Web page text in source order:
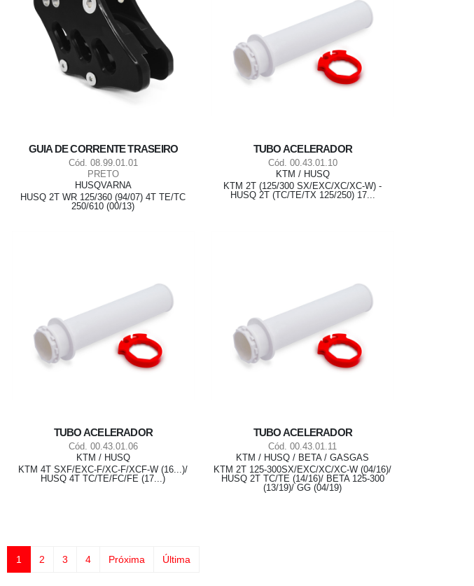
GUIA DE CORRENTE TRASEIRO
Cód. 08.99.01.01
PRETO
HUSQVARNA
HUSQ 2T WR 125/360 (94/07) 4T TE/TC
250/610 (00/13)
TUBO ACELERADOR
Cód. 00.43.01.10
KTM / HUSQ
KTM 2T (125/300 SX/EXC/XC/XC-W) -
HUSQ 2T (TC/TE/TX 125/250) 17...
TUBO ACELERADOR
Cód. 00.43.01.06
KTM / HUSQ
KTM 4T SXF/EXC-F/XC-F/XCF-W (16...)/
HUSQ 4T TC/TE/FC/FE (17...)
TUBO ACELERADOR
Cód. 00.43.01.11
KTM / HUSQ / BETA / GASGAS
KTM 2T 125-300SX/EXC/XC/XC-W (04/16)/
HUSQ 2T TC/TE (14/16)/ BETA 125-300
(13/19)/ GG (04/19)
1 2 3 4 Próxima Última